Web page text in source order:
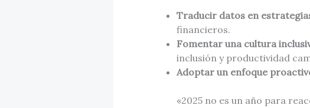
Traducir datos en
financieros.
Fomentar una cultura
inclusión y productividad
Adoptar un enfoque
«2025 no es un año para